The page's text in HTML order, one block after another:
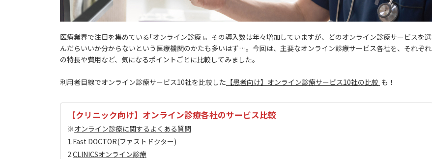
医療業界で注目を集めている｢オンライン診療｣。その導入数は年々増加していますが、どのオンライン診療サービスを選
んだらいいか分からないという医療機関のかたも多いはず…。今回は、主要なオンライン診療サービス各社を、それぞれ
の特長や費用など、気になるポイントごとに比較してみました。
利用者目線でオンライン診療サービス10社を比較した 【患者向け】オンライン診療サービス10社の比較 も！
【クリニック向け】オンライン診療各社のサービス比較
※オンライン診療に関するよくある質問
1.Fast DOCTOR(ファストドクター)
2.CLINICSオンライン診療